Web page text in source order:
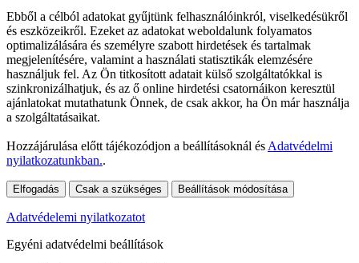
Ebből a célból adatokat gyűjtünk felhasználóinkról, viselkedésükről
és eszközeikről. Ezeket az adatokat weboldalunk folyamatos
optimalizálására és személyre szabott hirdetések és tartalmak
megjelenítésére, valamint a használati statisztikák elemzésére
használjuk fel. Az Ön titkosított adatait külső szolgáltatókkal is
szinkronizálhatjuk, és az ő online hirdetési csatornáikon keresztül
ajánlatokat mutathatunk Önnek, de csak akkor, ha Ön már használja
a szolgáltatásaikat.
Hozzájárulása előtt tájékozódjon a beállításoknál és Adatvédelmi
nyilatkozatunkban..
Elfogadás Csak a szükséges Beállítások módosítása
Adatvédelemi nyilatkozatot
Egyéni adatvédelmi beállítások